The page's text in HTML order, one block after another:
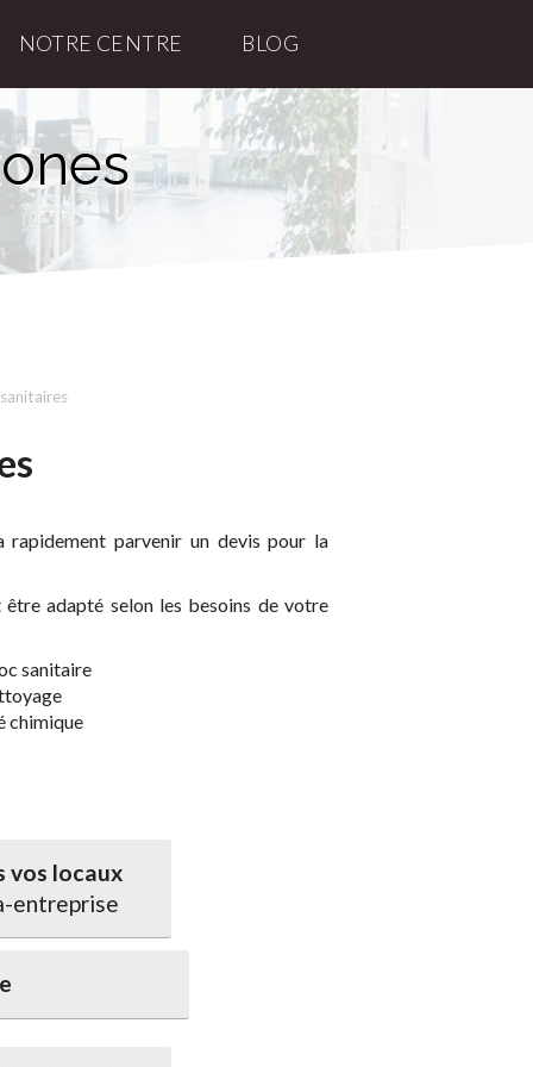
NOTRE CENTRE BLOG
rapidement parvenir un devis pour la
adapté selon les besoins de votre
sanitaire
chimique
vos locaux
entreprise